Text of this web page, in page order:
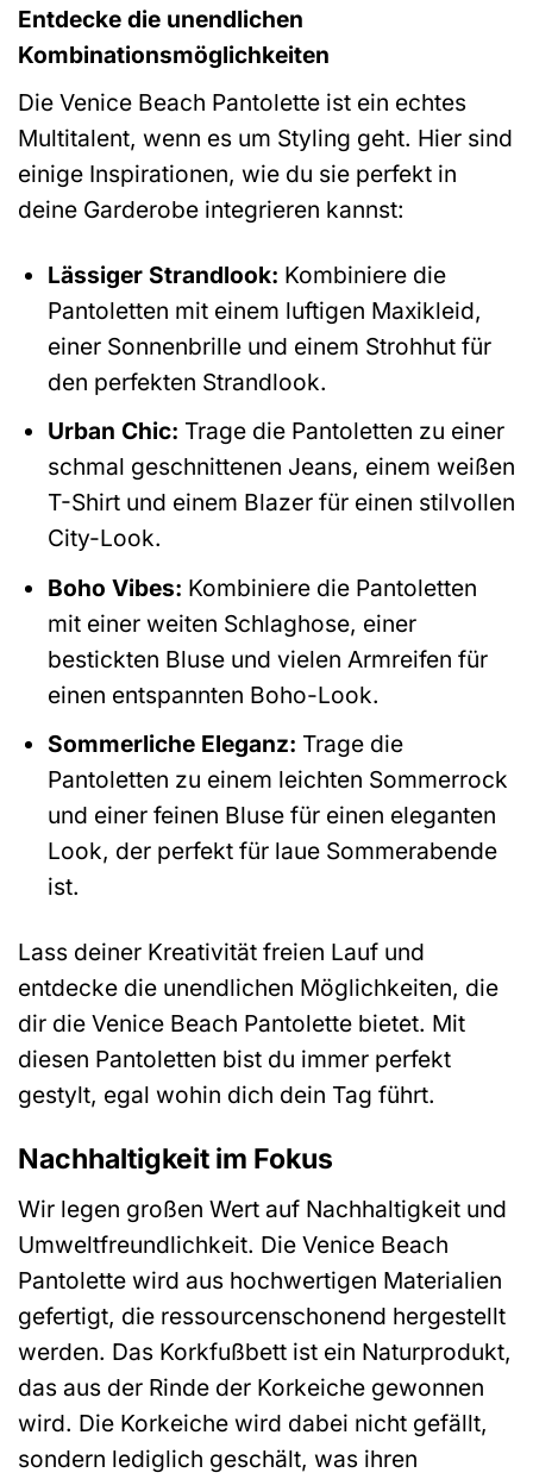
Entdecke die unendlichen
Kombinationsmöglichkeiten
Die Venice Beach Pantolette ist ein echtes
Multitalent, wenn es um Styling geht. Hier sind
einige Inspirationen, wie du sie perfekt in
deine Garderobe integrieren kannst:
Lässiger Strandlook: Kombiniere die
Pantoletten mit einem luftigen Maxikleid,
einer Sonnenbrille und einem Strohhut für
den perfekten Strandlook.
Urban Chic: Trage die Pantoletten zu einer
schmal geschnittenen Jeans, einem weißen
T-Shirt und einem Blazer für einen stilvollen
City-Look.
Boho Vibes: Kombiniere die Pantoletten
mit einer weiten Schlaghose, einer
bestickten Bluse und vielen Armreifen für
einen entspannten Boho-Look.
Sommerliche Eleganz: Trage die
Pantoletten zu einem leichten Sommerrock
und einer feinen Bluse für einen eleganten
Look, der perfekt für laue Sommerabende
ist.
Lass deiner Kreativität freien Lauf und
entdecke die unendlichen Möglichkeiten, die
dir die Venice Beach Pantolette bietet. Mit
diesen Pantoletten bist du immer perfekt
gestylt, egal wohin dich dein Tag führt.
Nachhaltigkeit im Fokus
Wir legen großen Wert auf Nachhaltigkeit und
Umweltfreundlichkeit. Die Venice Beach
Pantolette wird aus hochwertigen Materialien
gefertigt, die ressourcenschonend hergestellt
werden. Das Korkfußbett ist ein Naturprodukt,
das aus der Rinde der Korkeiche gewonnen
wird. Die Korkeiche wird dabei nicht gefällt,
sondern lediglich geschält, was ihren